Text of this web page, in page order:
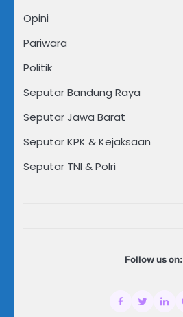
Opini
Pariwara
Politik
Seputar Bandung Raya
Seputar Jawa Barat
Seputar KPK & Kejaksaan
Seputar TNI & Polri
Follow us on: